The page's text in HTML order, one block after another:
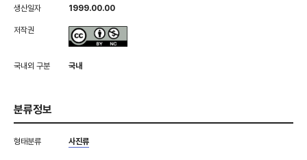
생산일자 1999.00.00
저작권
국내외 구분 국내
분류정보
형태분류 사진류